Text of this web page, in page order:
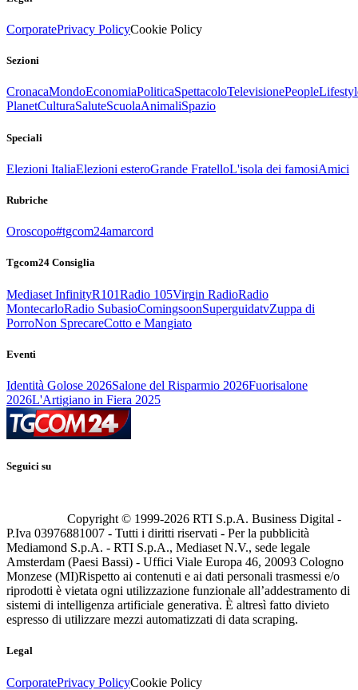
CorporatePrivacy PolicyCookie Policy
Sezioni
CronacaMondoEconomiaPoliticaSpettacoloTelevisionePeople
PlanetCulturaSaluteScuolaAnimaliSpazio
Speciali
Elezioni ItaliaElezioni esteroGrande FratelloL'isola dei famosiAmici
Rubriche
Oroscopo#tgcom24amarcord
Tgcom24 Consiglia
Mediaset InfinityR101Radio 105Virgin RadioRadio
MontecarloRadio SubasioComingsoonSuperguidatvZuppa di
PorroNon SprecareCotto e Mangiato
Eventi
Identità Golose 2026Salone del Risparmio 2026Fuorisalone
2026L'Artigiano in Fiera 2025
Seguici su
Copyright © 1999-2026 RTI S.p.A. Business Digital -
P.Iva 03976881007 - Tutti i diritti riservati - Per la pubblicità
Mediamond S.p.A. - RTI S.p.A., Mediaset N.V., sede legale
Amsterdam (Paesi Bassi) - Uffici Viale Europa 46, 20093 Cologno
Monzese (MI)Rispetto ai contenuti e ai dati personali trasmessi e/o
riprodotti è vietata ogni utilizzazione funzionale all’addestramento di
sistemi di intelligenza artificiale generativa. È altresì fatto divieto
espresso di utilizzare mezzi automatizzati di data scraping.
Legal
CorporatePrivacy PolicyCookie Policy